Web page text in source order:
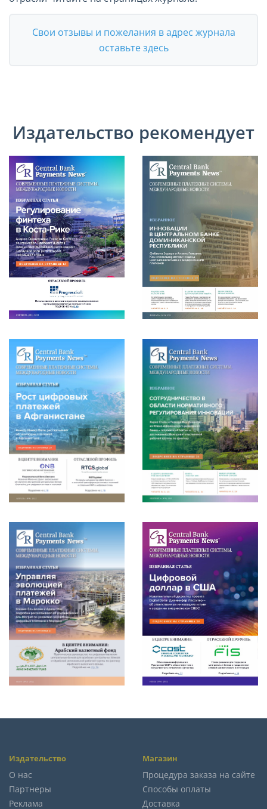
Свои отзывы и пожелания в адрес журнала
оставьте здесь
Издательство рекомендует
Издательство
О нас
Партнеры
Реклама
Магазин
Процедура заказа на сайте
Способы оплаты
Доставка